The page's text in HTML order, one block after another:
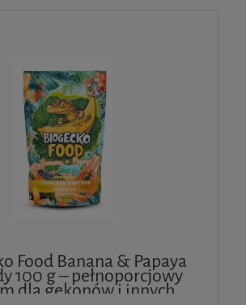
Food Banana & Papaya
100 g – pełnoporcjowy
dla gekonów i innych